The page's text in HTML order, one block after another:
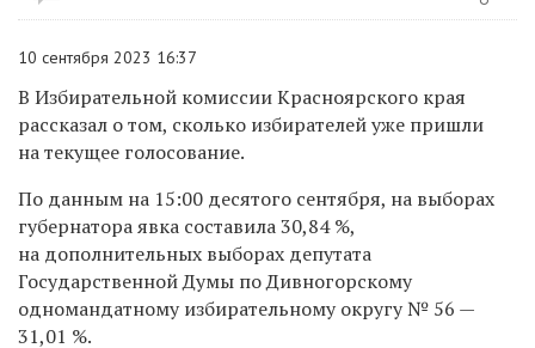
10 сентября 2023 16:37
В Избирательной комиссии Красноярского края
рассказал о том, сколько избирателей уже пришли
на текущее голосование.
По данным на 15:00 десятого сентября, на выборах
губернатора явка составила 30,84 %,
на дополнительных выборах депутата
Государственной Думы по Дивногорскому
одномандатному избирательному округу № 56 —
31,01 %.